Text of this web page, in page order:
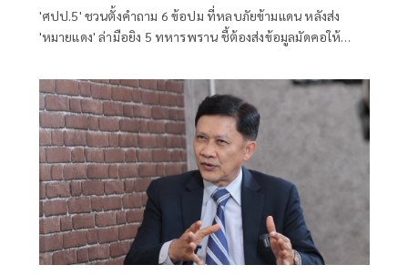
'ศปป.5' ชวนตั้งคำถาม 6 ข้อปม ที่หลบภัยข้ามแดน หลังส่ง
'หมายแดง' ล่ามือยิง 5 ทหารพราน ชี้ต้องส่งข้อมูลมัดคอให้
ประวัติศาสตร์ความสัมพันธ์ 2 ชาติไทยช่วยยุติลัทธิคอมมิวนิสต์
ในอดีต แต่ปม 'ส่งผู้ร้ายข้ามแดน-คนสองสัญชาติกลับไม่เห็น
ผลลัพธ์' หวังสื่อช่วยขุดข้อเท็จจริง